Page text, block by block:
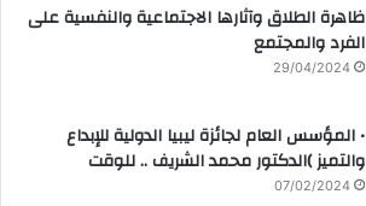
ظاهرة الطلاق وآثارها الاجتماعية والنفسية على
الفرد والمجتمع
29/04/2024
• المؤسس العام لجائزة ليبيا الدولية للإبداع
والتميز )الدكتور محمد الشريف .. للوقت
07/02/2024